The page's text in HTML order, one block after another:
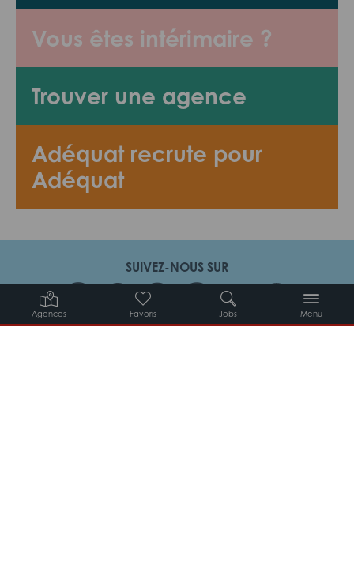
Agences Favoris Jobs Menu
Vous êtes intérimaire ?
Trouver une agence
Adéquat recrute pour
Adéquat
SUIVEZ-NOUS SUR